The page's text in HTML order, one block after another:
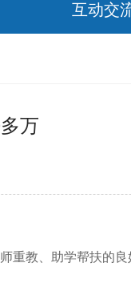
互动交
万
教、助学帮扶的良